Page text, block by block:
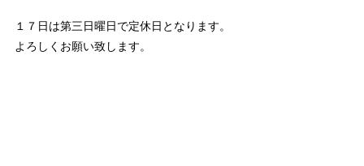
１７日は第三日曜日で定休日となります。
よろしくお願い致します。